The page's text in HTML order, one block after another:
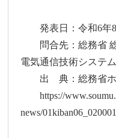
発表日：令和6年8
問合先：総務省 総
電気通信技術システ
出 典：総務省ホ
https://
news/